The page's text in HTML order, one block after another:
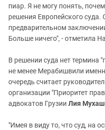
пиар. Я не могу понять,
решения Европейского суда.
предварительном
Больше ничего", - отметила
В решении суда нет термина
не менее Мерабишвили
очередь считает
организации "Приоритет
адвокатов Грузии Лия
"Имея в виду то, что суд, на